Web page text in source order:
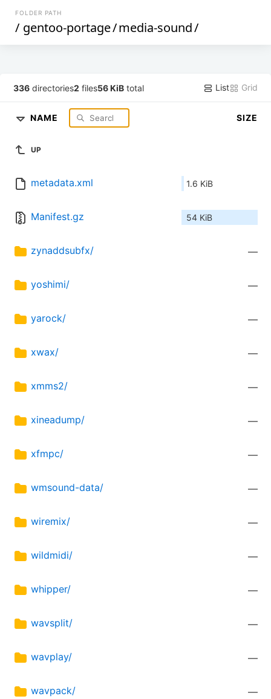
FOLDER PATH
/ gentoo-portage/media-sound/
336 directories2 files56 KiB total List Grid
NAME SIZE
UP
metadata.xml 1.6 KiB
Manifest.gz 54 KiB
zynaddsubfx/ —
yoshimi/ —
yarock/ —
xwax/ —
xmms2/ —
xineadump/ —
xfmpc/ —
wmsound-data/ —
wiremix/ —
wildmidi/ —
whipper/ —
wavsplit/ —
wavplay/ —
wavpack/ —